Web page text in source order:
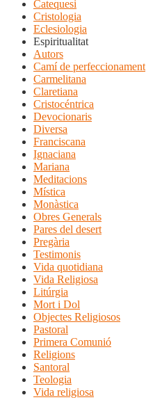
Catequesi
Cristologia
Eclesiologia
Espiritualitat
Autors
Camí de perfeccionament
Carmelitana
Claretiana
Cristocéntrica
Devocionaris
Diversa
Franciscana
Ignaciana
Mariana
Meditacions
Mística
Monàstica
Obres Generals
Pares del desert
Pregària
Testimonis
Vida quotidiana
Vida Religiosa
Litúrgia
Mort i Dol
Objectes Religiosos
Pastoral
Primera Comunió
Religions
Santoral
Teologia
Vida religiosa